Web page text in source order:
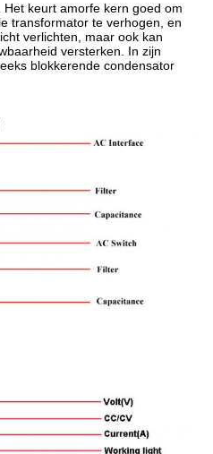
keurt amorfe kern goed om
transformator te verhogen, en
verlichten, maar ook kan
versterken. In zijn
blokkerende condensator